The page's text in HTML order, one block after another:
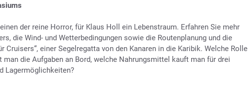
der reine Horror, für Klaus Holl ein Lebenstraum. Erfahren Sie mehr
die Wind- und Wetterbedingungen sowie die Routenplanung und die
Cruisers“, einer Segelregatta von den Kanaren in die Karibik. Welche Rolle
die Aufgaben an Bord, welche Nahrungsmittel kauft man für drei
Lagermöglichkeiten?